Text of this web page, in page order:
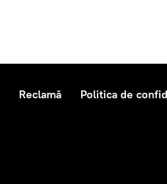
Reclamă Politica de